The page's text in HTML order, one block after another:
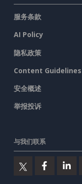
服务条款
AI Policy
隐私政策
Content Guidelines
安全概述
举报投诉
与我们联系